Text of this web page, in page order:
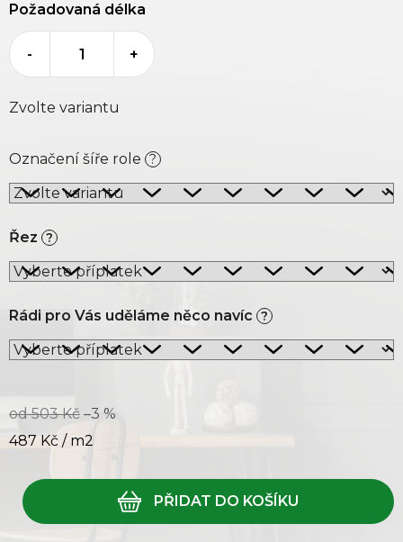
Označení šíře role ?
Řez ?
Rádi pro Vás uděláme něco navíc ?
od 503 Kč –3 %
487 Kč / m2
Zvolte variantu
Požadovaná délka
- +